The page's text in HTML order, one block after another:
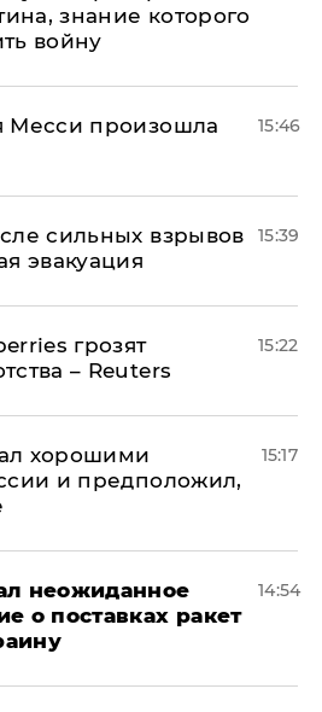
знание которого
войну
Месси произошла
15:46
сильных взрывов
эвакуация
15:39
грозят
– Reuters
15:22
хорошими
и предположил,
15:17
неожиданное
о поставках ракет
14:54